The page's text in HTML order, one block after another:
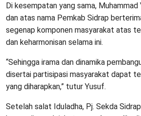
Di kesempatan yang sama,
dan atas nama Pemkab Sidrap
segenap komponen masyarakat atas
dan keharmonisan selama ini.
“Sehingga irama dan dinamika
disertai partisipasi masyarakat dapat
yang diharapkan,” tutur Yusuf.
Setelah salat Iduladha, Pj. Sekda